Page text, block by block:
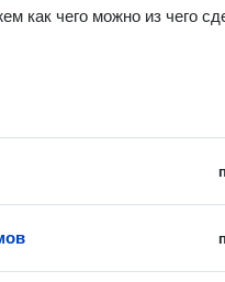
как чего можно из чего